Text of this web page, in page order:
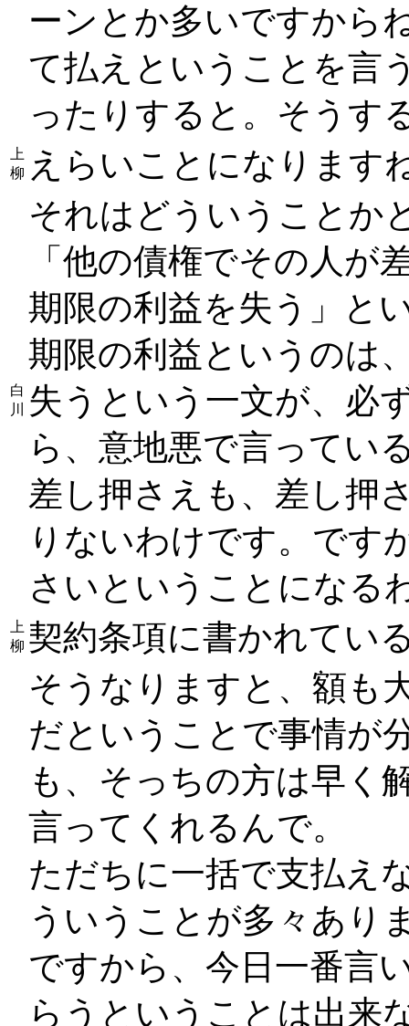
ーンとか多いですから
て払えということを言
ったりすると。そうす
上
柳
えらいことになります
白
川
それはどういうことか
「他の債権でその人が
期限の利益を失う」と
期限の利益というのは
失うという一文が、必
ら、意地悪で言ってい
差し押さえも、差し押
りないわけです。です
さいということになる
上
柳 契約条項に書かれてい
そうなりますと、額も
だということで事情が
も、そっちの方は早く
言ってくれるんで。
ただちに一括で支払え
ういうことが多々あり
ですから、今日一番言
らうということは出来